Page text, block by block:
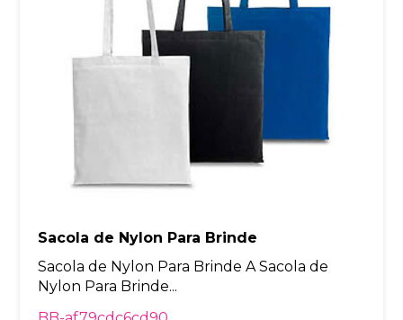
Sacola de Nylon Para Brinde
Sacola de Nylon Para Brinde A Sacola de
Nylon Para Brinde...